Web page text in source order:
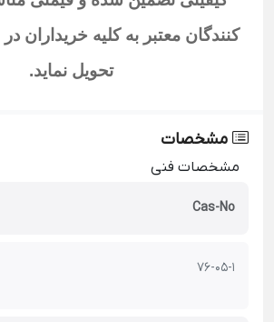
کنندگان معتبر به کلیه خریداران
تحویل نماید.
مشخصات
مشخصات فنی
Cas-No
76-05-1